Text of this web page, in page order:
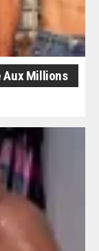
Aux Millions